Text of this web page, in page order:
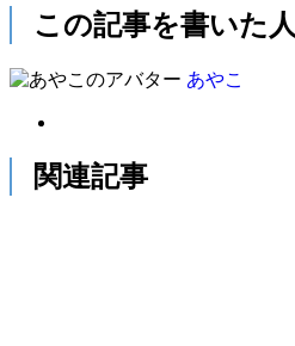
この記事を書いた人
あやこ
関連記事